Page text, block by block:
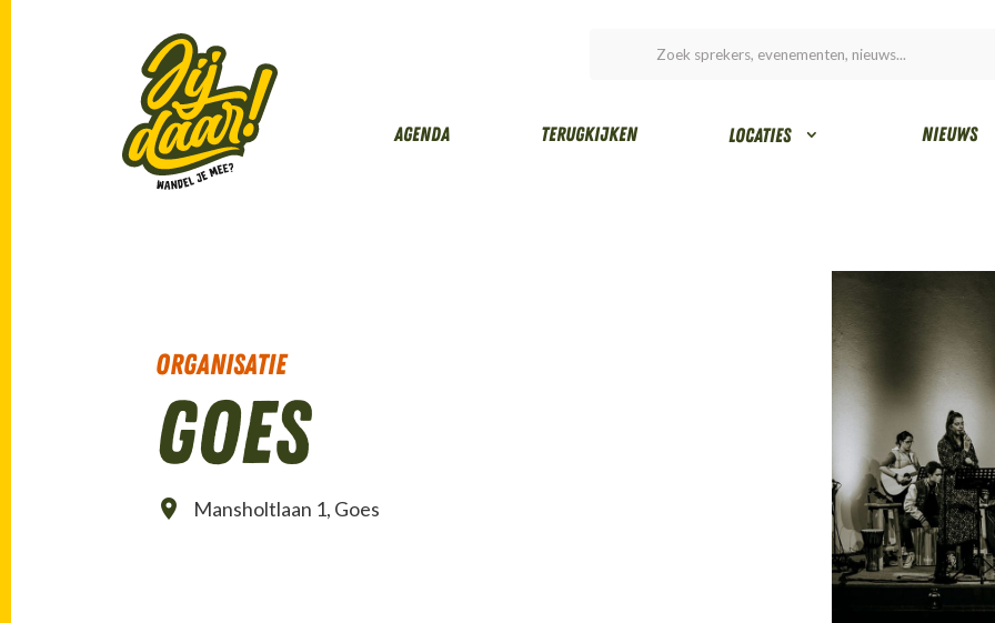
Agenda Terugkijken Locaties Nieuws
Organisatie
Goes
Mansholtlaan 1, Goes